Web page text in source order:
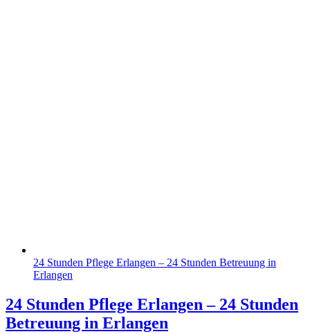
24 Stunden Pflege Erlangen – 24 Stunden Betreuung in
Erlangen
24 Stunden Pflege Erlangen – 24 Stunden
Betreuung in Erlangen